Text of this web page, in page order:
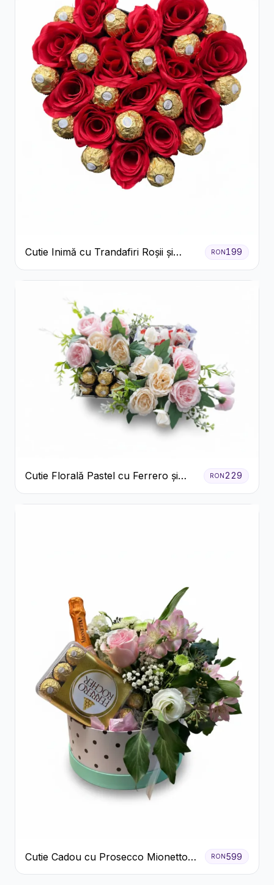
Cutie Inimă cu Trandafiri Roșii și
Ferrero Rocher
RON199
Cutie Florală Pastel cu Ferrero și
Raffaello
RON229
Cutie Cadou cu Prosecco Mionetto
Ferrero Rocher și Flori Pastelate
RON599